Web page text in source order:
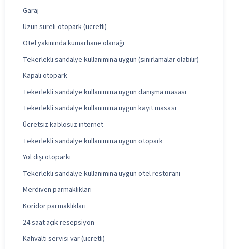
Garaj
Uzun süreli otopark (ücretli)
Otel yakınında kumarhane olanağı
Tekerlekli sandalye kullanımına uygun (sınırlamalar olabilir)
Kapalı otopark
Tekerlekli sandalye kullanımına uygun danışma masası
Tekerlekli sandalye kullanımına uygun kayıt masası
Ücretsiz kablosuz internet
Tekerlekli sandalye kullanımına uygun otopark
Yol dışı otoparkı
Tekerlekli sandalye kullanımına uygun otel restoranı
Merdiven parmaklıkları
Koridor parmaklıkları
24 saat açık resepsiyon
Kahvaltı servisi var (ücretli)